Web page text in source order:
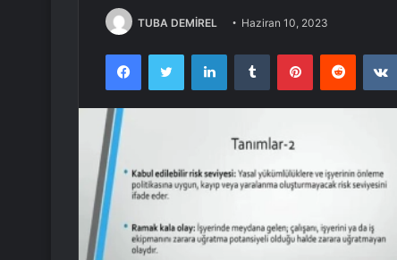
TUBA DEMİREL Haziran 10, 2023
FacebookTwitter LinkedInTumblr PinterestReddit